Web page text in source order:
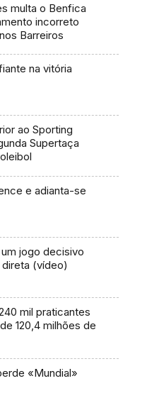
multa o Benfica
incorreto
Barreiros
na vitória
ao Sporting
Supertaça
e adianta-se
jogo decisivo
(vídeo)
mil praticantes
120,4 milhões de
«Mundial»